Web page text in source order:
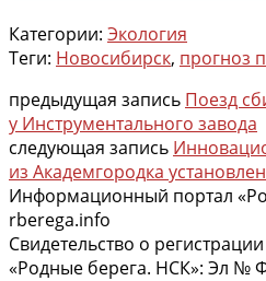
Категории: Экология
Теги: Новосибирск, прогноз
предыдущая запись Поезд
у Инструментального завода
следующая запись
из Академгородка
Информационный портал
rberega.info
Свидетельство о
«Родные берега. НСК»: Эл №